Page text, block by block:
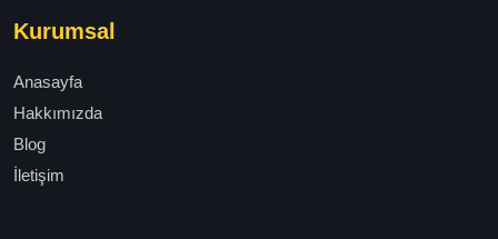
Kurumsal
Anasayfa
Hakkımızda
Blog
İletişim